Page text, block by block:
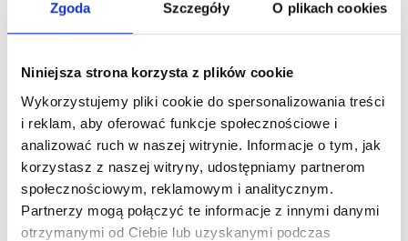
Zgoda Szczegóły O plikach cookies
Niniejsza strona korzysta z plików cookie
Wykorzystujemy pliki cookie do spersonalizowania treści
i reklam, aby oferować funkcje społecznościowe i
analizować ruch w naszej witrynie. Informacje o tym, jak
korzystasz z naszej witryny, udostępniamy partnerom
społecznościowym, reklamowym i analitycznym.
Partnerzy mogą połączyć te informacje z innymi danymi
otrzymanymi od Ciebie lub uzyskanymi podczas
Panele, okucia boczne, sekcje aluminiowe